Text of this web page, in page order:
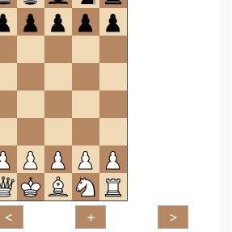
openen.